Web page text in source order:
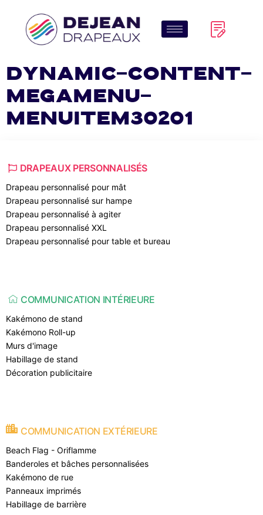
dynamic-content-
megamenu-
menuitem30201
DRAPEAUX PERSONNALISÉS
Drapeau personnalisé pour mât
Drapeau personnalisé sur hampe
Drapeau personnalisé à agiter
Drapeau personnalisé XXL
Drapeau personnalisé pour table et bureau
COMMUNICATION INTÉRIEURE
Kakémono de stand
Kakémono Roll-up
Murs d'image
Habillage de stand
Décoration publicitaire
COMMUNICATION EXTÉRIEURE
Beach Flag - Oriflamme
Banderoles et bâches personnalisées
Kakémono de rue
Panneaux imprimés
Habillage de barrière